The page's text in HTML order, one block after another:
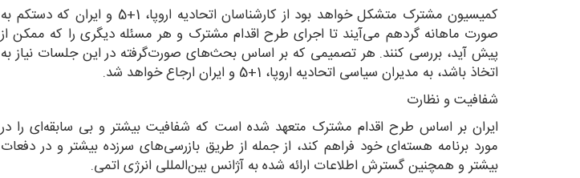
کمیسیون مشترک متشکل خواهد بود از کارشناسان اتحادیه اروپا، 1+5 و ایران که دستکم به
صورت ماهانه گردهم می‌آیند تا اجرای طرح اقدام مشترک و هر مسئله دیگری را که ممکن از
پیش آید، بررسی کنند. هر تصمیمی که بر اساس بحث‌های صورت‌گرفته در این جلسات نیاز به
اتخاذ باشد، به مدیران سیاسی اتحادیه اروپا، 1+5 و ایران ارجاع خواهد شد.
شفافیت و نظارت
ایران بر اساس طرح اقدام مشترک متعهد شده است که شفافیت بیشتر و بی سابقه‌ای را در
مورد برنامه هسته‌ای خود فراهم کند، از جمله از طریق بازرسی‌های سرزده بیشتر و در دفعات
بیشتر و همچنین گسترش اطلاعات ارائه شده به آژانس بین‌المللی انرژی اتمی.